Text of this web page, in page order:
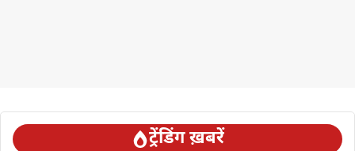
ट्रेंडिंग ख़बरें